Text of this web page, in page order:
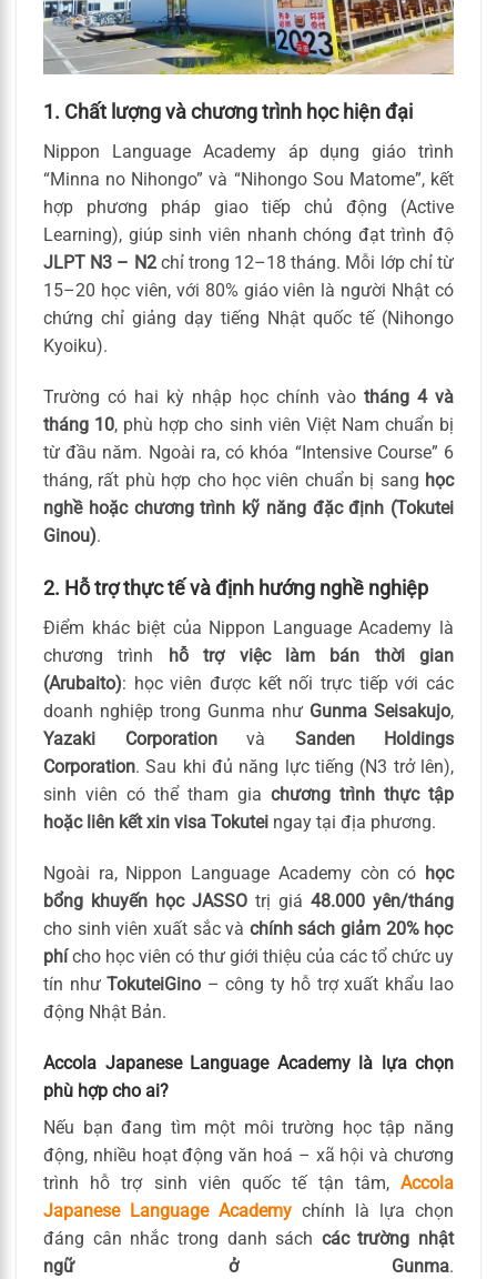
1. Chất lượng và chương trình học hiện đại
Nippon Language Academy áp dụng giáo trình
“Minna no Nihongo” và “Nihongo Sou Matome”, kết
hợp phương pháp giao tiếp chủ động (Active
Learning), giúp sinh viên nhanh chóng đạt trình độ
JLPT N3 – N2chỉ trong 12–18 tháng. Mỗi lớp chỉ từ
15–20 học viên, với 80% giáo viên là người Nhật có
chứng chỉ giảng dạy tiếng Nhật quốc tế (Nihongo
Kyoiku).
Trường có hai kỳ nhập học chính vào tháng 4 và
tháng 10, phù hợp cho sinh viên Việt Nam chuẩn bị
từ đầu năm. Ngoài ra, có khóa “Intensive Course” 6
tháng, rất phù hợp cho học viên chuẩn bị sang học
nghề hoặc chương trình kỹ năng đặc định (Tokutei
Ginou).
2. Hỗ trợ thực tế và định hướng nghề nghiệp
Điểm khác biệt của Nippon Language Academy là
chương trình hỗ trợ việc làm bán thời gian
(Arubaito): học viên được kết nối trực tiếp với các
doanh nghiệp trong Gunma như Gunma Seisakujo,
Yazaki Corporationvà Sanden Holdings
Corporation. Sau khi đủ năng lực tiếng (N3 trở lên),
sinh viên có thể tham gia chương trình thực tập
hoặc liên kết xin visa Tokutei ngay tại địa phương.
Ngoài ra, Nippon Language Academy còn có học
bổng khuyến học JASSO trị giá 48.000 yên/tháng
cho sinh viên xuất sắc và chính sách giảm 20% học
phícho học viên có thư giới thiệu của các tổ chức uy
tín như TokuteiGino – công ty hỗ trợ xuất khẩu lao
động Nhật Bản.
Accola Japanese Language Academy là lựa chọn
phù hợp cho ai?
Nếu bạn đang tìm một môi trường học tập năng
động, nhiều hoạt động văn hoá – xã hội và chương
trình hỗ trợ sinh viên quốc tế tận tâm, Accola
Japanese Language Academy chính là lựa chọn
đáng cân nhắc trong danh sách các trường nhật
ngữ ở Gunma.